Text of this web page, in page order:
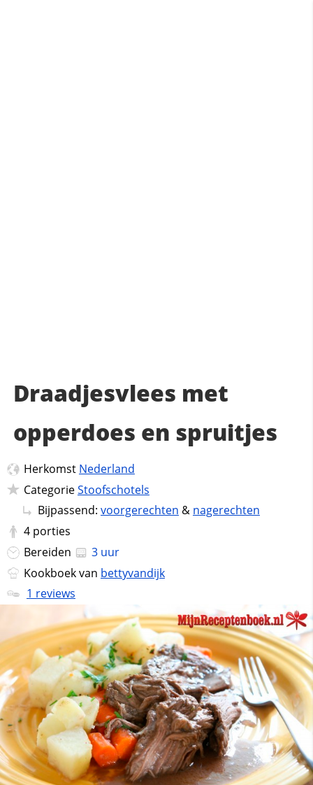
Draadjesvlees met
opperdoes en spruitjes
Herkomst Nederland
CategorieStoofschotels
Bijpassend: voorgerechten & nagerechten
4 porties
Bereiden
3 uur
Kookboek van bettyvandijk
1 reviews